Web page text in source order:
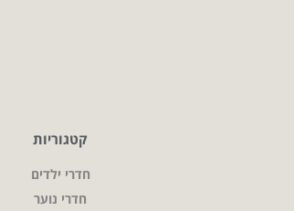
קטגוריות
חדרי ילדים
חדרי נוער